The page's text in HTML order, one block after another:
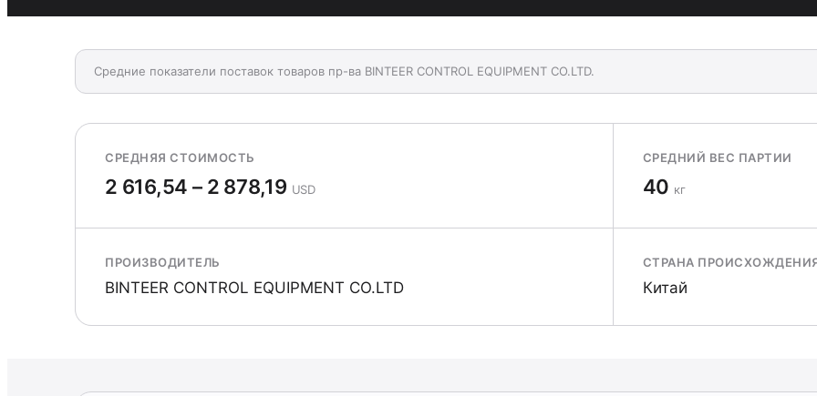
Средние показатели поставок товаров пр-ва BINTEER CONTROL EQUIPMENT CO.LTD.
СРЕДНЯЯ СТОИМОСТЬ
2 616,54 – 2 878,19 USD
СРЕДНИЙ ВЕС ПАРТИИ
40 кг
ПРОИЗВОДИТЕЛЬ
BINTEER CONTROL EQUIPMENT CO.LTD
СТРАНА
Китай